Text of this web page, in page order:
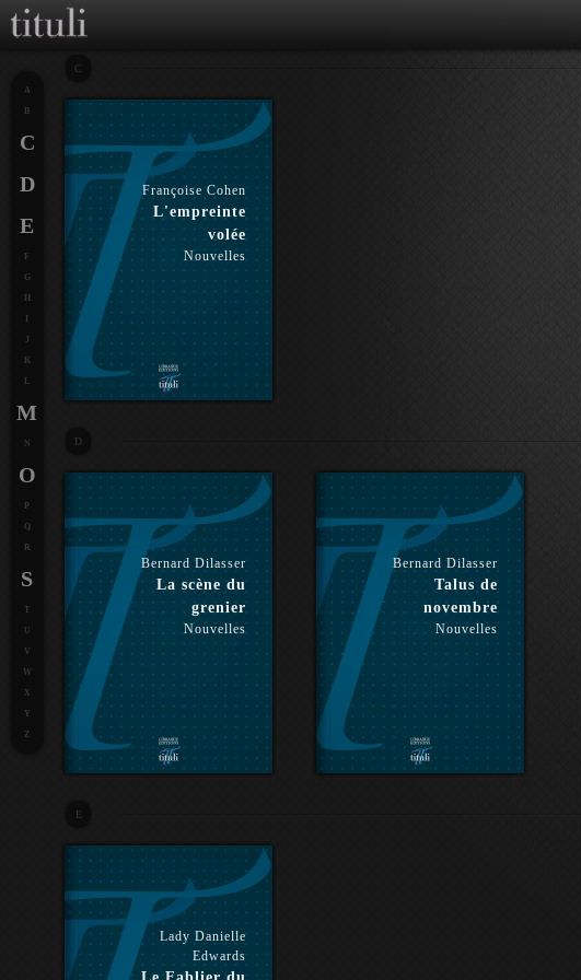
C
Françoise Cohen
L'empreinte
volée
Nouvelles
D
Bernard Dilasser
La scène du
grenier
Nouvelles
Bernard Dilasser
Talus de
novembre
Nouvelles
E
Lady Danielle
Edwards
A
B
C
D
E
F
G
J
K
L
M
N
O
P
Q
R
S
T
U
V
W
X
Y
Z